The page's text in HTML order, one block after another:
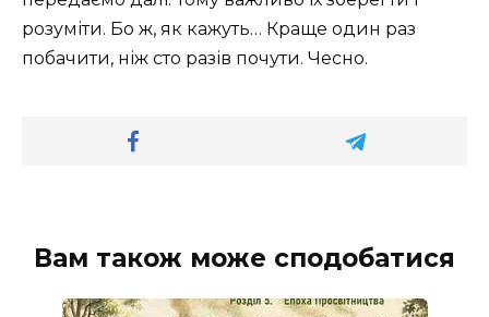
розуміти. Бо ж, як кажуть… Краще один раз
побачити, ніж сто разів почути. Чесно.
Вам також може сподобатися